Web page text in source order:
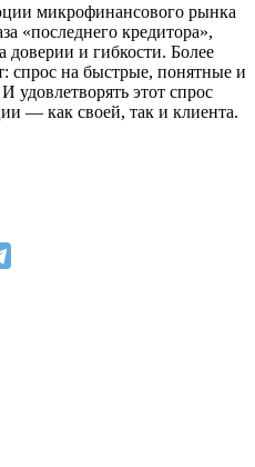
микрофинансового рынка
«последнего кредитора»,
доверии и гибкости. Более
спрос на быстрые, понятные и
удовлетворять этот спрос
— как своей, так и клиента.